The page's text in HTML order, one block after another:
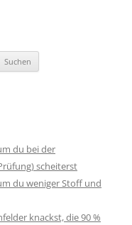
du bei der
scheiterst
du weniger Stoff und
knackst, die 90 %